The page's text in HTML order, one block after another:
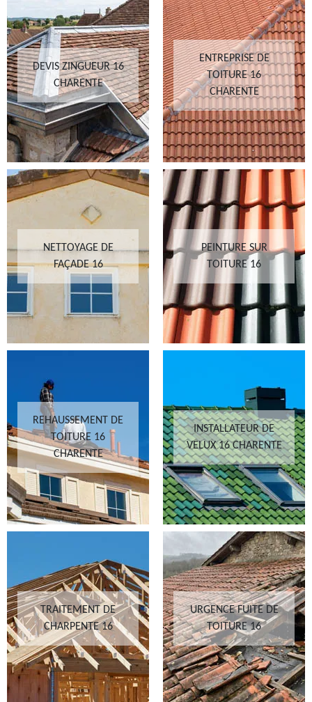
DEVIS ZINGUEUR 16
CHARENTE
ENTREPRISE DE
TOITURE 16
CHARENTE
NETTOYAGE DE
FAÇADE 16
PEINTURE SUR
TOITURE 16
REHAUSSEMENT DE
TOITURE 16
CHARENTE
INSTALLATEUR DE
VELUX 16 CHARENTE
TRAITEMENT DE
CHARPENTE 16
URGENCE FUITE DE
TOITURE 16